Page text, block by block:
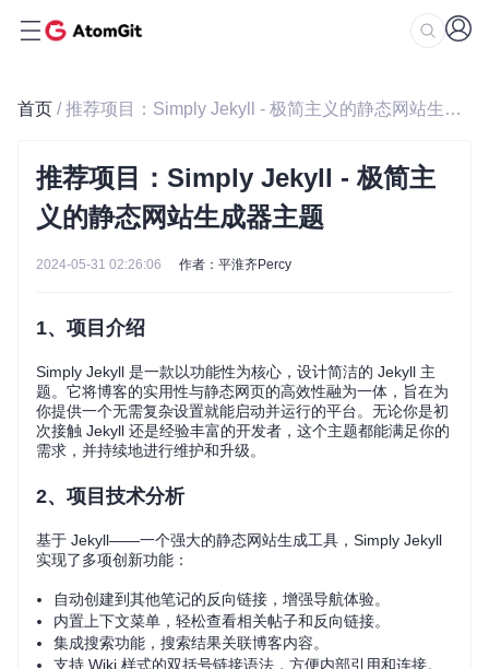
首页 / 推荐项目：Simply Jekyll - 极简主义的静态网站生成器主题
推荐项目：Simply Jekyll - 极简主
义的静态网站生成器主题
2024-05-31 02:26:06 作者：平淮齐Percy
1、项目介绍
Simply Jekyll 是一款以功能性为核心，设计简洁的 Jekyll 主
题。它将博客的实用性与静态网页的高效性融为一体，旨在为
你提供一个无需复杂设置就能启动并运行的平台。无论你是初
次接触 Jekyll 还是经验丰富的开发者，这个主题都能满足你的
需求，并持续地进行维护和升级。
2、项目技术分析
基于 Jekyll——一个强大的静态网站生成工具，Simply Jekyll
实现了多项创新功能：
自动创建到其他笔记的反向链接，增强导航体验。
内置上下文菜单，轻松查看相关帖子和反向链接。
集成搜索功能，搜索结果关联博客内容。
支持 Wiki 样式的双括号链接语法，方便内部引用和连接。